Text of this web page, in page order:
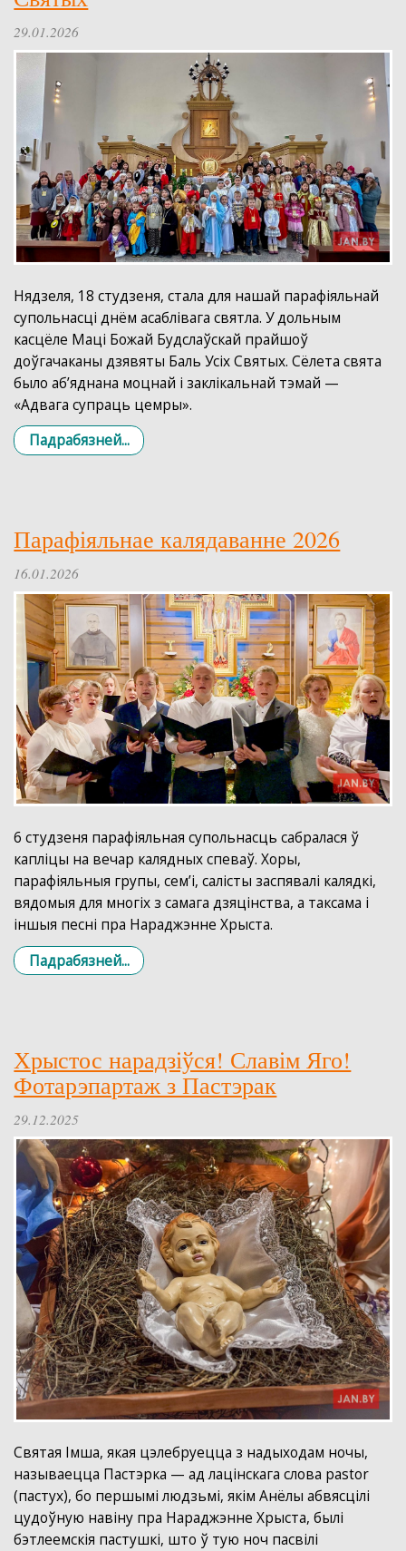
29.01.2026
Нядзеля, 18 студзеня, стала для нашай парафіяльнай
супольнасці днём асаблівага святла. У дольным
касцёле Маці Божай Будслаўскай прайшоў
доўгачаканы дзявяты Баль Усіх Святых. Сёлета свята
было аб’яднана моцнай і заклікальнай тэмай —
«Адвага супраць цемры».
Падрабязней...
Парафіяльнае калядаванне 2026
16.01.2026
6 студзеня парафіяльная супольнасць сабралася ў
капліцы на вечар калядных спеваў. Хоры,
парафіяльныя групы, сем’і, салісты заспявалі калядкі,
вядомыя для многіх з самaга дзяцінства, а таксама і
іншыя песні пра Нараджэнне Хрыста.
Падрабязней...
Хрыстос нарадзіўся! Славім Яго!
Фотарэпартаж з Пастэрак
29.12.2025
Святая Імша, якая цэлебруецца з надыходам ночы,
называецца Пастэрка — ад лацінскага слова pastor
(пастух), бо першымі людзьмі, якім Анёлы абвясцілі
цудоўную навіну пра Нараджэнне Хрыста, былі
бэтлеемскія пастушкі, што ў тую ноч пасвілі